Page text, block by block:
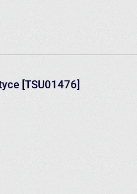
[TSU01476]